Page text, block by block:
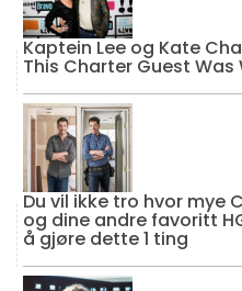
Kaptein Lee og Kate
This Charter Guest Was
Du vil ikke tro hvor mye
og dine andre favoritt
å gjøre dette 1 ting